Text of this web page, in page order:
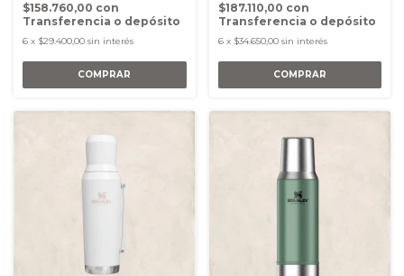
$158.760,00 con
Transferencia o depósito
6 x $29.400,00 sin interés
$187.110,00 con
Transferencia o depósito
6 x $34.650,00 sin interés